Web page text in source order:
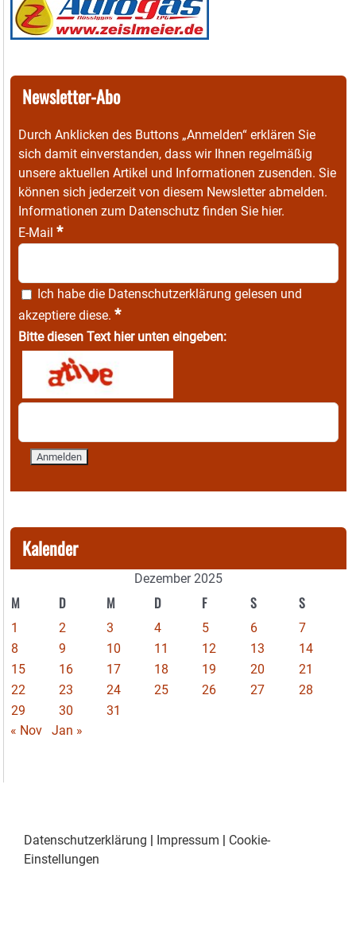
Newsletter-Abo
Durch Anklicken des Buttons „Anmelden“ erklären Sie
sich damit einverstanden, dass wir Ihnen regelmäßig
unsere aktuellen Artikel und Informationen zusenden. Sie
können sich jederzeit von diesem Newsletter abmelden.
Informationen zum Datenschutz finden Sie hier.
E-Mail *
Ich habe die Datenschutzerklärung gelesen und
akzeptiere diese. *
Bitte diesen Text hier unten eingeben:
Kalender
Dezember 2025
M D M D F S S
1 2 3 4 5 6
7
8
9 10 11 12 13
14
15
16 17 18 19 20
21
22
23 24 25 26 27
28
29
30
31
« Nov
Jan »
Datenschutzerklärung Impressum
Cookie-
Einstellungen